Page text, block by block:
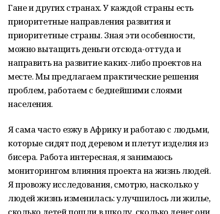
Гане и других странах. У каждой страны есть
приоритетные направления развития и
приоритетные страны. Зная эти особенности,
можно вытащить деньги отсюда-оттуда и
направить на развитие каких-либо проектов на
месте. Мы предлагаем практические решения
проблем, работаем с беднейшими слоями
населения.
Я сама часто езжу в Африку и работаю с людьми,
которые сидят под деревом и плетут изделия из
бисера. Работа интересная, я занимаюсь
мониторингом влияния проекта на жизнь людей.
Я провожу исследования, смотрю, насколько у
людей жизнь изменилась: улучшилось ли жилье,